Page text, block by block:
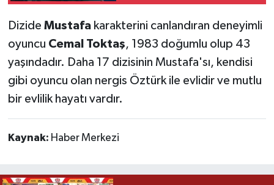
Dizide Mustafa karakterini canlandıran deneyimli
oyuncu Cemal Toktaş, 1983 doğumlu olup 43
yaşındadır. Daha 17 dizisinin Mustafa'sı, kendisi
gibi oyuncu olan nergis Öztürk ile evlidir ve mutlu
bir evlilik hayatı vardır.
Kaynak: Haber Merkezi